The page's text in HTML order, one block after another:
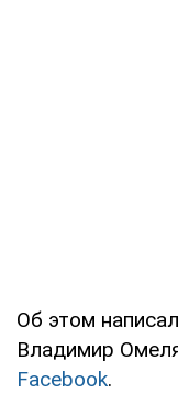
Об этом
Владимир
Facebook.